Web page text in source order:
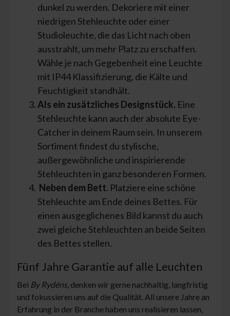
dunkel zu werden. Dekoriere mit einer
niedrigen Stehleuchte oder einer
Studioleuchte, die das Licht nach oben
ausstrahlt, um mehr Platz zu erschaffen.
Wähle je nach Gegebenheit eine Leuchte
mit IP44 Klassifizierung, die Kälte und
Feuchtigkeit standhält.
Als ein zusätzliches Designstück. Eine
Stehleuchte kann auch der absolute Eye-
Catcher in deinem Raum sein. In unserem
Sortiment findest du stylische,
außergewöhnliche und inspirierende
Stehleuchten in ganz besonderen Formen.
Neben dem Bett. Platziere eine schöne
Stehleuchte am Ende deines Bettes. Für
einen ausgeglichenes Bild kannst du auch
zwei gleiche Stehleuchten an beide Seiten
des Bettes stellen.
Fünf Jahre Garantie auf alle Leuchten
Bei By Rydéns, denken wir gerne nachhaltig, langfristig
und fokussieren uns auf die Qualität. All unsere Jahre an
Erfahrung in der Branche haben uns realisieren lassen,